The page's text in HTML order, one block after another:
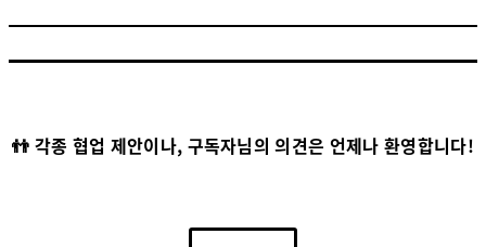
👬 각종 협업 제안이나, 구독자님의 의견은 언제나 환영합니다!